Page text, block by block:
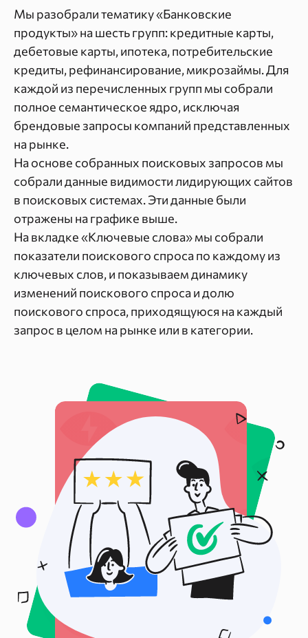
Мы разобрали тематику «Банковские
продукты» на шесть групп: кредитные карты,
дебетовые карты, ипотека, потребительские
кредиты, рефинансирование, микрозаймы. Для
каждой из перечисленных групп мы собрали
полное семантическое ядро, исключая
брендовые запросы компаний представленных
на рынке.
На основе собранных поисковых запросов мы
собрали данные видимости лидирующих сайтов
в поисковых системах. Эти данные были
отражены на графике выше.
На вкладке «Ключевые слова» мы собрали
показатели поискового спроса по каждому из
ключевых слов, и показываем динамику
изменений поискового спроса и долю
поискового спроса, приходящуюся на каждый
запрос в целом на рынке или в категории.